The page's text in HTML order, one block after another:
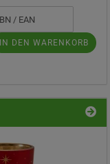
IN DEN WARENKORB